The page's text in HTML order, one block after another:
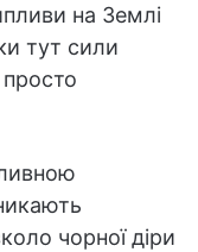
на Землі
тут сили
чорної діри